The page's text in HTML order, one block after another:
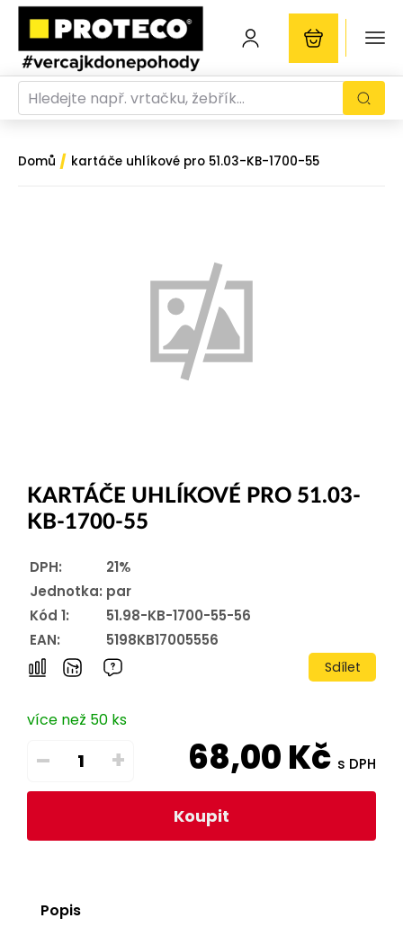
Domů / kartáče uhlíkové pro 51.03-KB-1700-55
KARTÁČE UHLÍKOVÉ PRO 51.03-
KB-1700-55
DPH:
21%
Jednotka: par
Kód 1:
51.98-KB-1700-55-56
EAN:
5198KB17005556
Sdílet
více než 50 ks
– + 68,00Kč s DPH
Koupit
Popis